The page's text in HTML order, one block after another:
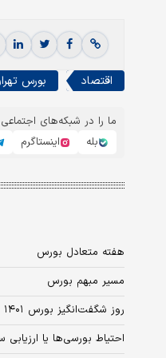
اقتصاد بورس
ما را در شبکه‌های اجتماعی
بله
اینستاگرم
هفته متعادل بورس
مسیر مبهم بورس
روز شگفت‌انگیز بورس ۱۴۰۱
احتیاط بورسی‌‌‌‌‌‌‌‌‌‌ها یا ارزیابی